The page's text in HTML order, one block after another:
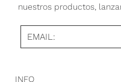
nuestros productos,
EMAIL:
INFO